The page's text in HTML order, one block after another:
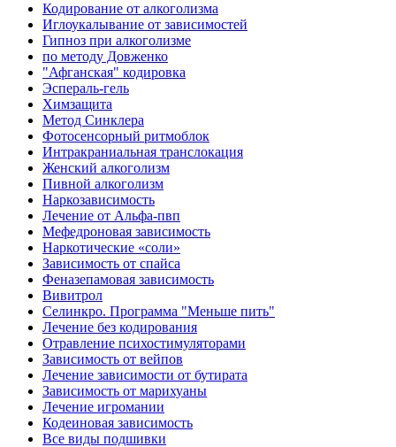
Кодирование от алкоголизма
Иглоукалывание от зависимостей
Гипноз при алкоголизме
по методу Довженко
"Афганская" кодировка
Эспераль-гель
Химзащита
Метод Синклера
Фотосенсорный ритмоблок
Интракраниальная транслокация
Женский алкоголизм
Пивной алкоголизм
Наркозависимость
Лечение от Альфа-пвп
Мефедроновая зависимость
Наркотические «соли»
Зависимость от спайса
Феназепамовая зависимость
Вивитрол
Селинкро. Программа "Меньше пить"
Лечение без кодирования
Отравление психостимуляторами
Зависимость от вейпов
Лечение зависимости от бутирата
Зависимость от марихуаны
Лечение игромании
Кодеиновая зависимость
Все виды подшивки